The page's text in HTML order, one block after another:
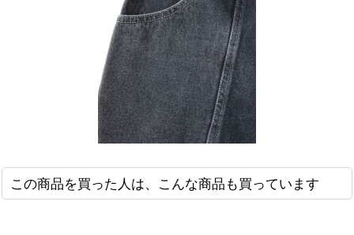
この商品を買った人は、こんな商品も買っています